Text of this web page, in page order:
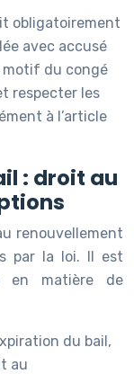
obligatoirement
avec accusé
motif du congé
respecter les
à l’article
: droit au
renouvellement
par la loi. Il est
en matière de
du bail,
au